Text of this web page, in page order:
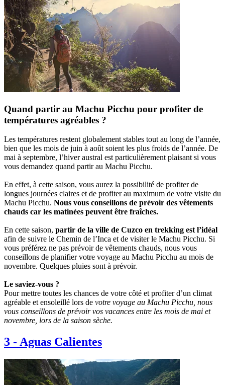
Quand partir au Machu Picchu pour profiter de
températures agréables ?
Les températures restent globalement stables tout au long de l’année,
bien que les mois de juin à août soient les plus froids de l’année. De
mai à septembre, l’hiver austral est particulièrement plaisant si vous
vous demandez quand partir au Machu Picchu.
En effet, à cette saison, vous aurez la possibilité de profiter de
longues journées claires et de profiter au maximum de votre visite du
Machu Picchu. Nous vous conseillons de prévoir des vêtements
chauds car les matinées peuvent être fraîches.
En cette saison, partir de la ville de Cuzco en trekking est l’idéal
afin de suivre le Chemin de l’Inca et de visiter le Machu Picchu. Si
vous préférez ne pas prévoir de vêtements chauds, nous vous
conseillons de planifier votre voyage au Machu Picchu au mois de
novembre. Quelques pluies sont à prévoir.
Le saviez-vous ?
Pour mettre toutes les chances de votre côté et profiter d’un climat
agréable et ensoleillé lors de votre voyage au Machu Picchu, nous
vous conseillons de prévoir vos vacances entre les mois de mai et
novembre, lors de la saison sèche.
3 - Aguas Calientes